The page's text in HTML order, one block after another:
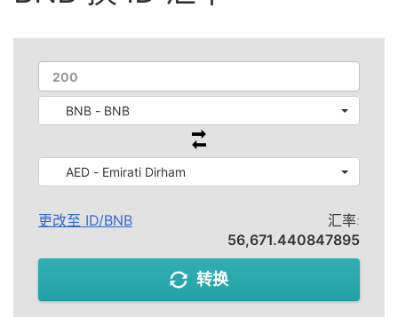
BNB - BNB
AED - Emirati Dirham
更改至 ID/BNB
汇率:
56,671.440847895
转换